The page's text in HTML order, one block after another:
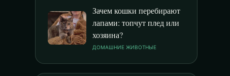
Зачем кошки перебирают
лапами: топчут плед или
хозяина?
ДОМАШНИЕ ЖИВОТНЫЕ